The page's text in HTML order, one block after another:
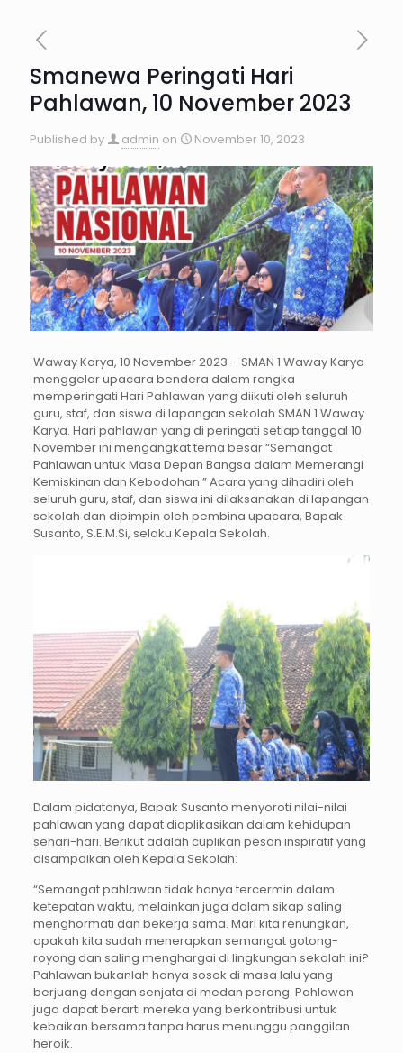
Smanewa Peringati Hari
Pahlawan, 10 November 2023
Published by admin on November 10, 2023
Waway Karya, 10 November 2023 – SMAN 1 Waway Karya
menggelar upacara bendera dalam rangka
memperingati Hari Pahlawan yang diikuti oleh seluruh
guru, staf, dan siswa di lapangan sekolah SMAN 1 Waway
Karya. Hari pahlawan yang di peringati setiap tanggal 10
November ini mengangkat tema besar “Semangat
Pahlawan untuk Masa Depan Bangsa dalam Memerangi
Kemiskinan dan Kebodohan.” Acara yang dihadiri oleh
seluruh guru, staf, dan siswa ini dilaksanakan di lapangan
sekolah dan dipimpin oleh pembina upacara, Bapak
Susanto, S.E.M.Si, selaku Kepala Sekolah.
Dalam pidatonya, Bapak Susanto menyoroti nilai-nilai
pahlawan yang dapat diaplikasikan dalam kehidupan
sehari-hari. Berikut adalah cuplikan pesan inspiratif yang
disampaikan oleh Kepala Sekolah:
“Semangat pahlawan tidak hanya tercermin dalam
ketepatan waktu, melainkan juga dalam sikap saling
menghormati dan bekerja sama. Mari kita renungkan,
apakah kita sudah menerapkan semangat gotong-
royong dan saling menghargai di lingkungan sekolah ini?
Pahlawan bukanlah hanya sosok di masa lalu yang
berjuang dengan senjata di medan perang. Pahlawan
juga dapat berarti mereka yang berkontribusi untuk
kebaikan bersama tanpa harus menunggu panggilan
heroik.